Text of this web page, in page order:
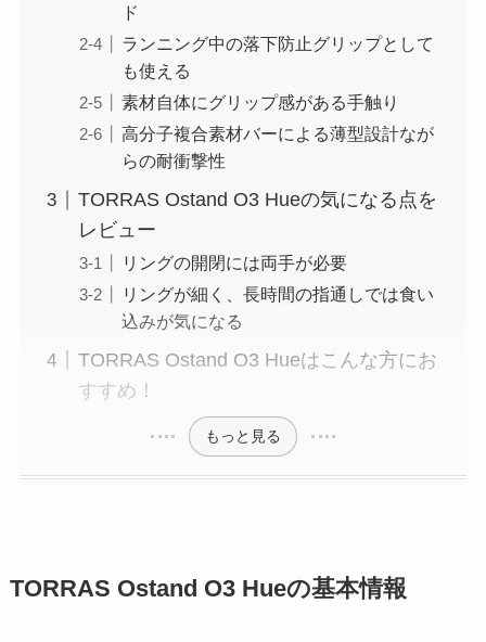
ド
ランニング中の落下防止グリップとして
も使える
素材自体にグリップ感がある手触り
高分子複合素材バーによる薄型設計なが
らの耐衝撃性
TORRAS Ostand O3 Hueの気になる点を
レビュー
リングの開閉には両手が必要
リングが細く、長時間の指通しでは食い
込みが気になる
TORRAS Ostand O3 Hueはこんな方にお
すすめ！
もっと見る
TORRAS Ostand O3 Hueの基本情報